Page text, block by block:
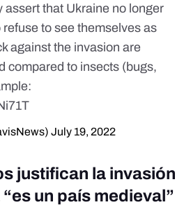
assert that Ukraine no longer
to see themselves as
against the invasion are
compared to insects (bugs,
July 19, 2022
justifican la invasión
un país medieval”